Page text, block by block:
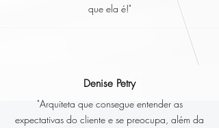
que ela é!"
Denise Petry
"Arquiteta que consegue entender as
expectativas do cliente e se preocupa, além da